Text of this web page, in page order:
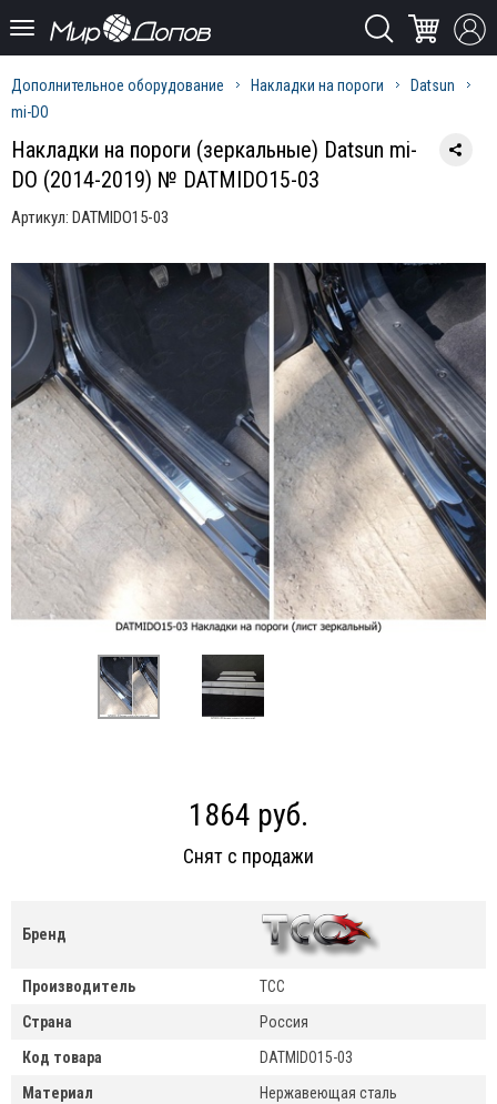
Дополнительное оборудование Накладки на пороги
Datsun
mi-DO
Накладки на пороги (зеркальные) Datsun mi-
DO (2014-2019) № DATMIDO15-03
Артикул: DATMIDO15-03
1864 руб.
Снят с продажи
Бренд
Производитель
ТСС
Страна
Россия
Код товара
DATMIDO15-03
Материал
Нержавеющая сталь